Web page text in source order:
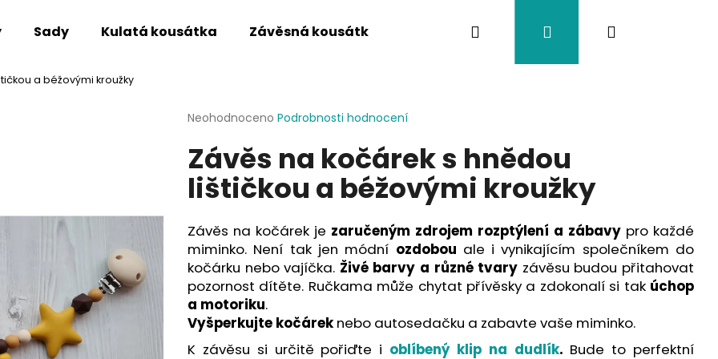
Sady Kulatá kousátka Závěsná kousátka Závěsy na kočárek Twistík kousátka
Hledat PřihlášeníNákupní
a béžovými kroužky
Průměrné
produktu
je
0,0
hvězdiček.
Neohodnoceno Podrobnosti hodnocení
Závěs na kočárek s hnědou
lištičkou a béžovými kroužky
Závěs na kočárek je zaručeným zdrojem rozptýlení a zábavy pro každé
miminko. Není tak jen módní ozdobou ale i vynikajícím společníkem do
kočárku nebo vajíčka. Živé barvy a různé tvary závěsu budou přitahovat
pozornost dítěte. Ručkama může chytat přívěsky a zdokonalí si tak úchop
a motoriku.
Vyšperkujte kočárek nebo autosedačku a zabavte vaše miminko.
K závěsu si určitě pořiďte i oblíbený klip na dudlík. Bude to perfektní
Co potřebujete najít?
HLEDAT
Doporučujeme